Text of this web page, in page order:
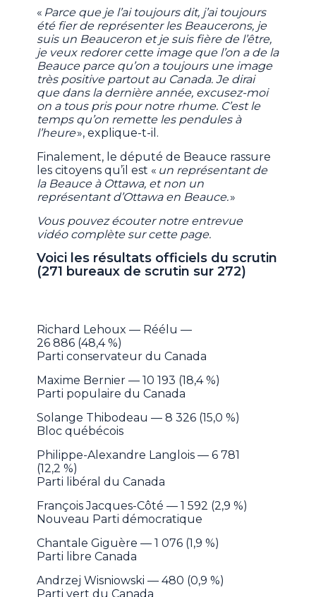
« Parce que je l’ai toujours dit, j’ai toujours
été fier de représenter les Beaucerons, je
suis un Beauceron et je suis fière de l’être,
je veux redorer cette image que l’on a de la
Beauce parce qu’on a toujours une image
très positive partout au Canada. Je dirai
que dans la dernière année, excusez-moi
on a tous pris pour notre rhume. C’est le
temps qu’on remette les pendules à
l’heure», explique-t-il.
Finalement, le député de Beauce rassure
les citoyens qu’il est « un représentant de
la Beauce à Ottawa, et non un
représentant d’Ottawa en Beauce.»
Vous pouvez écouter notre entrevue
vidéo complète sur cette page.
Voici les résultats officiels du scrutin
(271 bureaux de scrutin sur 272)
Richard Lehoux — Réélu —
26 886 (48,4 %)
Parti conservateur du Canada
Maxime Bernier — 10 193 (18,4 %)
Parti populaire du Canada
Solange Thibodeau — 8 326 (15,0 %)
Bloc québécois
Philippe-Alexandre Langlois — 6 781
(12,2 %)
Parti libéral du Canada
François Jacques-Côté — 1 592 (2,9 %)
Nouveau Parti démocratique
Chantale Giguère — 1 076 (1,9 %)
Parti libre Canada
Andrzej Wisniowski — 480 (0,9 %)
Parti vert du Canada